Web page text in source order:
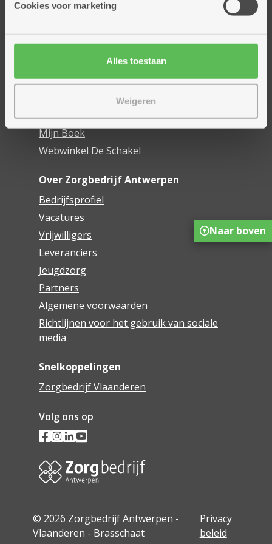
Cookies voor marketing
Alles toestaan
Weigeren
Dienstencentra
Assistentiewoningen
Financieel comfort
Mijn Zorgbedrijf
Mijn Boek
Webwinkel De Schakel
Over Zorgbedrijf Antwerpen
Bedrijfsprofiel
Vacatures
Vrijwilligers
Leveranciers
Jeugdzorg
Partners
Algemene voorwaarden
Richtlijnen voor het gebruik van sociale
media
Snelkoppelingen
Zorgbedrijf Vlaanderen
Volg ons op
© 2026 Zorgbedrijf Antwerpen -
Vlaanderen - Brasschaat
Privacy
beleid
Naar boven